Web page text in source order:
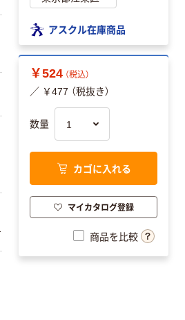
アスクル在庫商品
￥524 （税込）
／ ￥477 （税抜き）
数量
カゴに入れる
マイカタログ登録
商品を比較